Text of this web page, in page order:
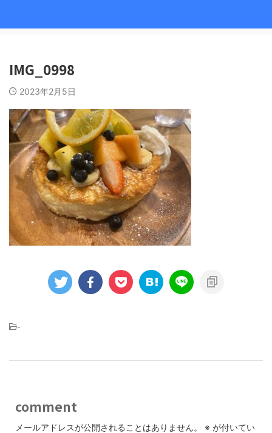
IMG_0998
2023年2月5日
-
comment
メールアドレスが公開されることはありません。 ※ が付いてい